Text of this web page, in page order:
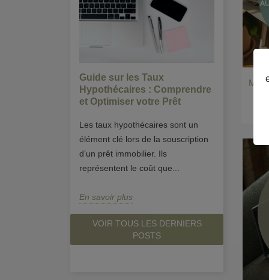
Guide sur les Taux
Hypothécaires : Comprendre
et Optimiser votre Prêt
Les taux hypothécaires sont un
élément clé lors de la souscription
d’un prêt immobilier. Ils
représentent le coût que...
En savoir plus
Vendre
chaque
Obtenez
En
VOIR TOUS LES DERNIERS
POSTS